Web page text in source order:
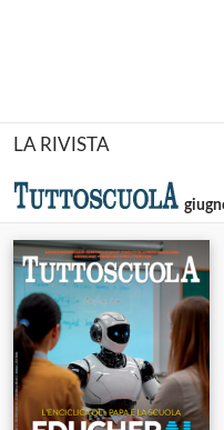
LA RIVISTA